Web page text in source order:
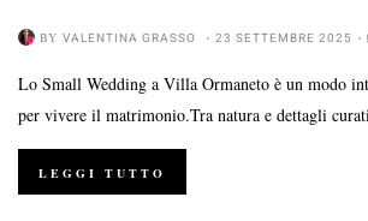
BY VALENTINA GRASSO 23 SETTEMBRE 2025
Lo Small Wedding a Villa Ormaneto è un modo
per vivere il matrimonio.Tra natura e dettagli
LEGGI TUTTO